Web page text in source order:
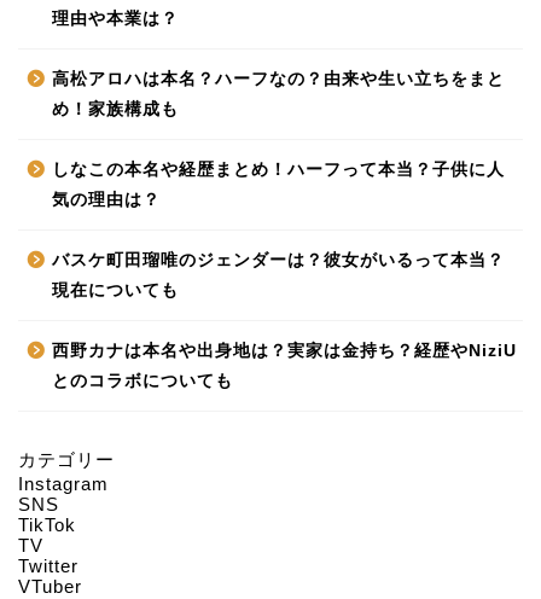
理由や本業は？
高松アロハは本名？ハーフなの？由来や生い立ちをまと
め！家族構成も
しなこの本名や経歴まとめ！ハーフって本当？子供に人
気の理由は？
バスケ町田瑠唯のジェンダーは？彼女がいるって本当？
現在についても
西野カナは本名や出身地は？実家は金持ち？経歴やNiziU
とのコラボについても
カテゴリー
Instagram
SNS
TikTok
TV
Twitter
VTuber